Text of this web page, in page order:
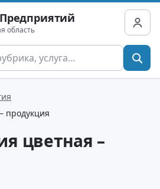
область
продукция
цветная –